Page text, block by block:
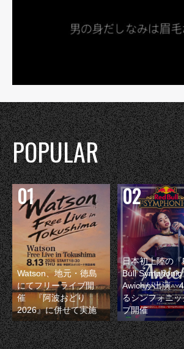
POPULAR
Watson、地元・徳島
にてフリーライブ開
催 『阿波おどり
2026』に併せて実施
日本初上陸の
Bull Symphonic
Awichが出演 4
るシンフォニ
ブ開催